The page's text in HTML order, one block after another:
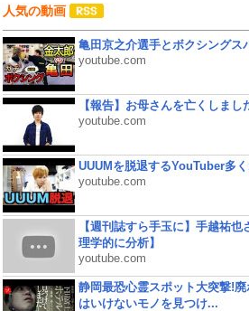
人気の動画
亀田京之介選手とボクシングス
youtube.com
【報告】お母さんを亡くしまし
youtube.com
UUUMを脱退するYouTuber多
youtube.com
【週刊誌すら手玉に】手越祐也
理学的に分析】
youtube.com
静岡最恐心霊スポット大突撃!
はいけないモノを見つけ...